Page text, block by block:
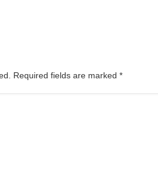
Required fields are marked *